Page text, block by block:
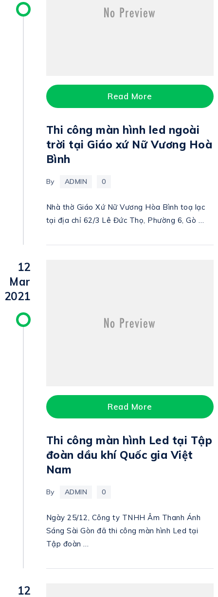
Read More
Thi công màn hình led ngoài
trời tại Giáo xứ Nữ Vương Hoà
Bình
By ADMIN 0
Nhà thờ Giáo Xứ Nữ Vương Hòa Bình toạ lạc
tại địa chỉ 62/3 Lê Đức Thọ, Phường 6, Gò …
12
Mar
2021
Read More
Thi công màn hình Led tại Tập
đoàn dầu khí Quốc gia Việt
Nam
By ADMIN 0
Ngày 25/12, Công ty TNHH Âm Thanh Ánh
Sáng Sài Gòn đã thi công màn hình Led tại
Tập đoàn …
12